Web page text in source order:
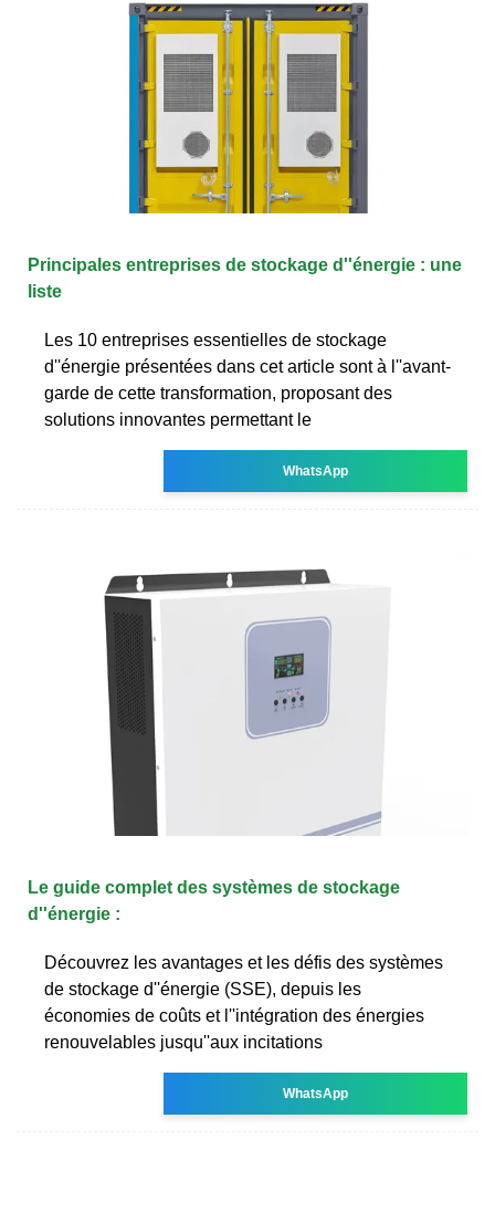
Principales entreprises de stockage d''énergie : une
liste
Les 10 entreprises essentielles de stockage
d''énergie présentées dans cet article sont à l''avant-
garde de cette transformation, proposant des
solutions innovantes permettant le
WhatsApp
Le guide complet des systèmes de stockage
d''énergie :
Découvrez les avantages et les défis des systèmes
de stockage d''énergie (SSE), depuis les
économies de coûts et l''intégration des énergies
renouvelables jusqu''aux incitations
WhatsApp